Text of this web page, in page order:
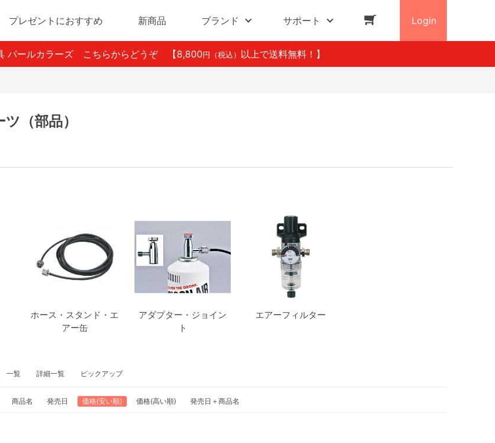
プレゼントにおすすめ 新商品 ブランド サポート Login
パールカラーズ こちらからどうぞ 【8,800 円（税込） 以上で送料無料！】
（部品）
ホース・スタンド・エ
アー缶
アダプター・ジョイン
ト
エアーフィルター
一覧 詳細一覧 ピックアップ
商品名 発売日 価格(安い順) 価格(高い順) 発売日＋商品名